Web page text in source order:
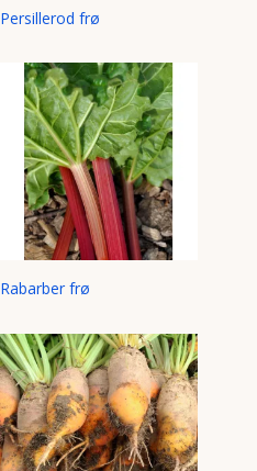
Persillerod frø
Rabarber frø